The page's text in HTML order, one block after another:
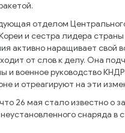
отделом
и сестра лидера
активно наращивает свой
от слов к делу. Она
и военное руководство
и отреагируют на эти
26 мая стало известно о
снаряда в